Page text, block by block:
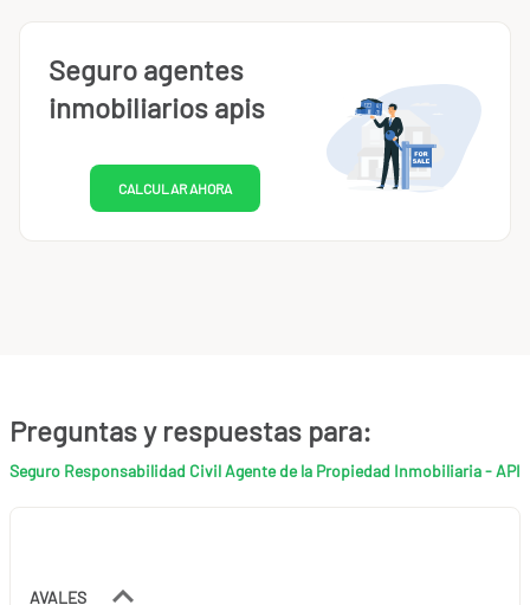
Preguntas y respuestas para:
Seguro Responsabilidad Civil Agente de la Propiedad Inmobiliaria - API
AVALES
Seguro agentes
inmobiliarios apis
CALCULAR AHORA